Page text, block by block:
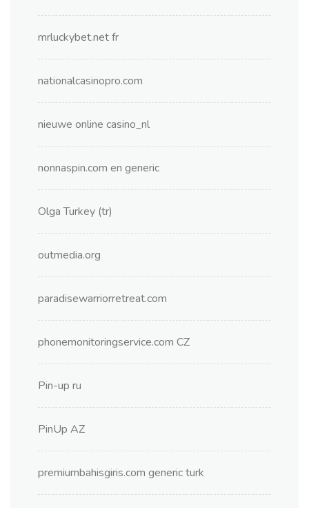
mrluckybet.net fr
nationalcasinopro.com
nieuwe online casino_nl
nonnaspin.com en generic
Olga Turkey (tr)
outmedia.org
paradisewarriorretreat.com
phonemonitoringservice.com CZ
Pin-up ru
PinUp AZ
premiumbahisgiris.com generic turk